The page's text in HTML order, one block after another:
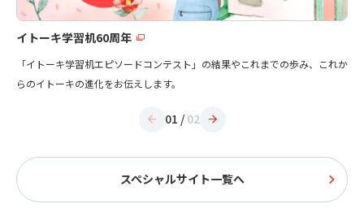
01 / 02
イトーキ学習机60周年
「イトーキ学習机エピソードコンテスト」の結果やこれまでの歩み、これか
らのイトーキの進化をお伝えします。
スペシャルサイト一覧へ